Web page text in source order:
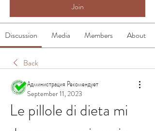
Join
Discussion Media Members About
Back
Администрация Рекомендует
September 11, 2023
Le pillole di dieta mi